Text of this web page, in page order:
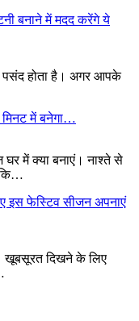
बनाने में मदद करेंगे ये
पसंद होता है। अगर आपके
मिनट में बनेगा…
में क्या बनाएं। नाश्ते से
कि…
इस फेस्टिव सीजन अपनाएं
खूबसूरत दिखने के लिए